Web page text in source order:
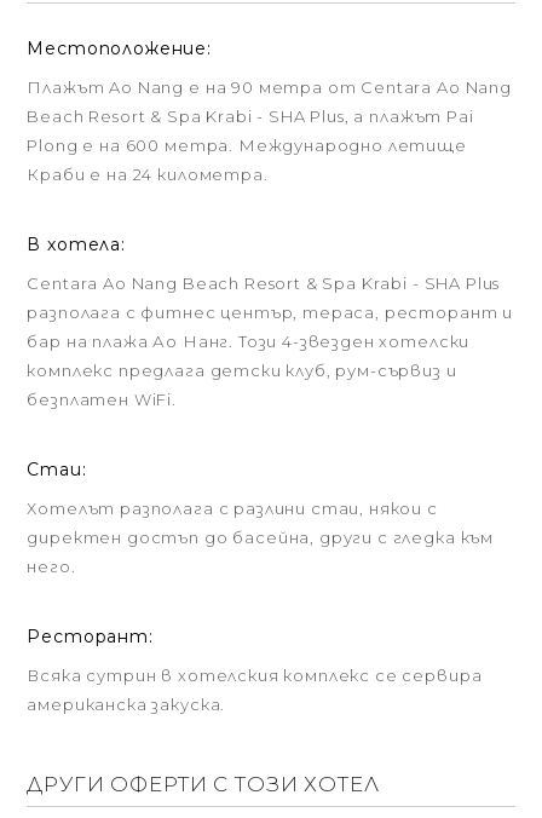
Местоположение:
Плажът Ao Nang е на 90 метра от Centara Ao Nang
Beach Resort & Spa Krabi - SHA Plus, а плажът Pai
Plong е на 600 метра. Международно летище
Краби е на 24 километра.
В хотела:
Centara Ao Nang Beach Resort & Spa Krabi - SHA Plus
разполага с фитнес център, тераса, ресторант и
бар на плажа Ао Нанг. Този 4-звезден хотелски
комплекс предлага детски клуб, рум-сървиз и
безплатен WiFi.
Стаи:
Хотелът разполага с разлини стаи, някои с
директен достъп до басейна, други с гледка към
него.
Ресторант:
Всяка сутрин в хотелския комплекс се сервира
американска закуска.
ДРУГИ ОФЕРТИ С ТОЗИ ХОТЕЛ